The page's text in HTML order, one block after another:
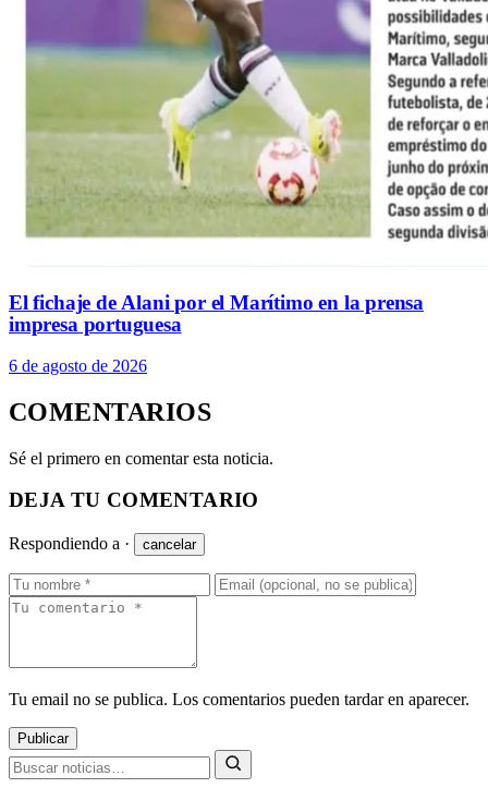
El fichaje de Alani por el Marítimo en la prensa
impresa portuguesa
6 de agosto de 2026
COMENTARIOS
Sé el primero en comentar esta noticia.
DEJA TU COMENTARIO
Respondiendo a · cancelar
Tu email no se publica. Los comentarios pueden tardar en aparecer.
Publicar